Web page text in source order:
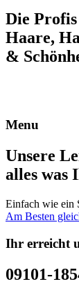
Die
Haare,
&
Menu
Unsere
alles was
Einfach wie ein
Am Besten
Ihr erreicht
09101-